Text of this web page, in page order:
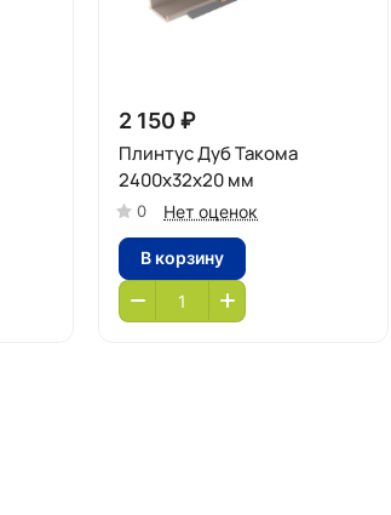
2 150 ₽
Плинтус Дуб Такома
2400х32х20 мм
0 Нет оценок
В корзину